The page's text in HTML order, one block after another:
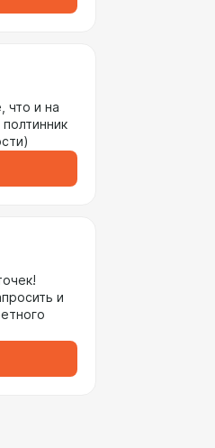
что и на
и